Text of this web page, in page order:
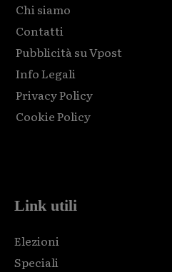
Chi siamo
Contatti
Pubblicità su Vpost
Info Legali
Privacy Policy
Cookie Policy
Link utili
Elezioni
Speciali